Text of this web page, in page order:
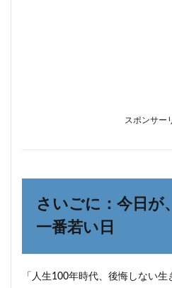
スポンサー
さいごに：今日が
一番若い日
「人生100年時代、後悔しない